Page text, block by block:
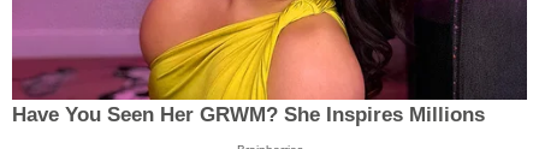
Have You Seen Her GRWM? She Inspires Millions